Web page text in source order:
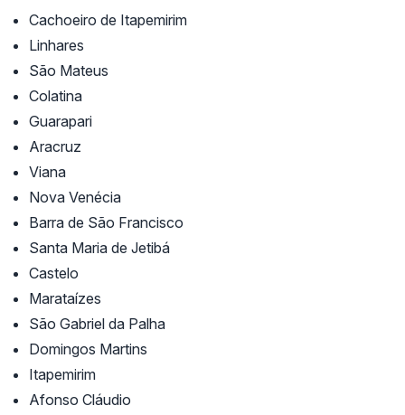
Cachoeiro de Itapemirim
Linhares
São Mateus
Colatina
Guarapari
Aracruz
Viana
Nova Venécia
Barra de São Francisco
Santa Maria de Jetibá
Castelo
Marataízes
São Gabriel da Palha
Domingos Martins
Itapemirim
Afonso Cláudio